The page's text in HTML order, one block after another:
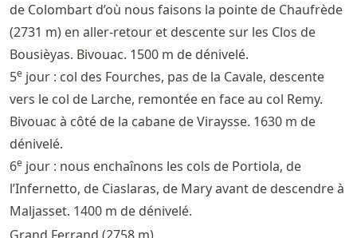
de Colombart d’où nous faisons la pointe de Chaufrède
(2731 m) en aller-retour et descente sur les Clos de
Bousièyas. Bivouac. 1500 m de dénivelé.
5e jour : col des Fourches, pas de la Cavale, descente
vers le col de Larche, remontée en face au col Remy.
Bivouac à côté de la cabane de Viraysse. 1630 m de
dénivelé.
6e jour : nous enchaînons les cols de Portiola, de
l’Infernetto, de Ciaslaras, de Mary avant de descendre à
Maljasset. 1400 m de dénivelé.